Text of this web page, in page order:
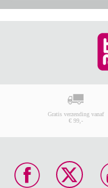
Gratis verzending vanaf
€ 99,-